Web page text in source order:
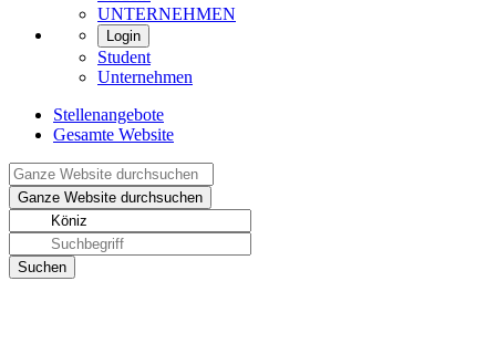
UNTERNEHMEN
Login
Student
Unternehmen
Stellenangebote
Gesamte Website